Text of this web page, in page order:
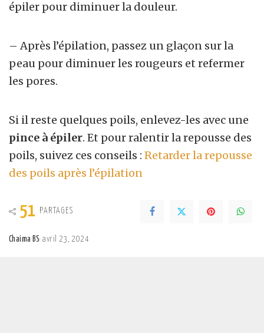
épiler pour diminuer la douleur.
– Après l’épilation, passez un glaçon sur la
peau pour diminuer les rougeurs et refermer
les pores.
Si il reste quelques poils, enlevez-les avec une
pince à épiler. Et pour ralentir la repousse des
poils, suivez ces conseils : Retarder la repousse
des poils après l’épilation
51 PARTAGES
Chaima BS avril 23, 2024